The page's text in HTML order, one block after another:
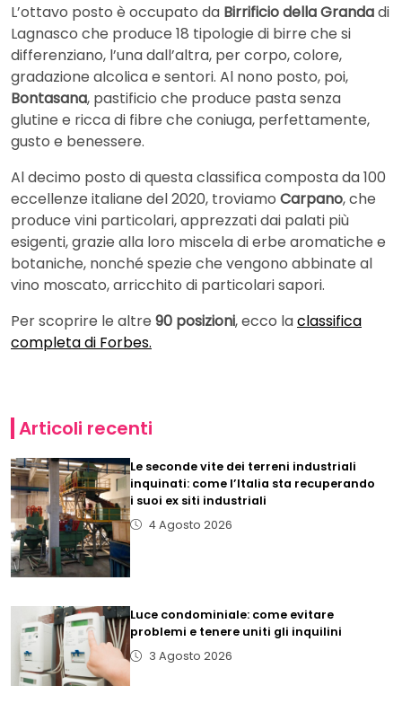
L’ottavo posto è occupato da Birrificio della Grandadi
Lagnasco che produce 18 tipologie di birre che si
differenziano, l’una dall’altra, per corpo, colore,
gradazione alcolica e sentori. Al nono posto, poi,
Bontasana, pastificio che produce pasta senza
glutine e ricca di fibre che coniuga, perfettamente,
gusto e benessere.
Al decimo posto di questa classifica composta da 100
eccellenze italiane del 2020, troviamo Carpano, che
produce vini particolari, apprezzati dai palati più
esigenti, grazie alla loro miscela di erbe aromatiche e
botaniche, nonché spezie che vengono abbinate al
vino moscato, arricchito di particolari sapori.
Per scoprire le altre 90 posizioni, ecco laclassifica
completa di Forbes.
Articoli recenti
Le seconde vite dei terreni industriali
inquinati: come l’Italia sta recuperando
i suoi ex siti industriali
4 Agosto 2026
Luce condominiale: come evitare
problemi e tenere uniti gli inquilini
3 Agosto 2026